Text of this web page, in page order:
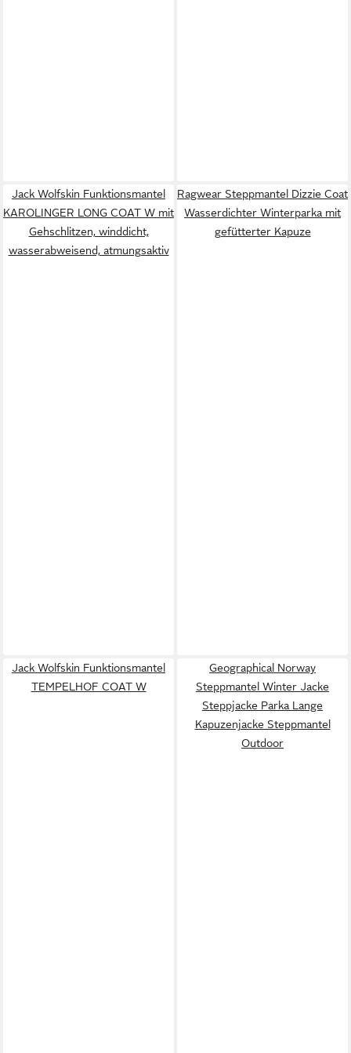
Jack Wolfskin Funktionsmantel
KAROLINGER LONG COAT W mit
Gehschlitzen, winddicht,
wasserabweisend, atmungsaktiv
Ragwear Steppmantel Dizzie Coat
Wasserdichter Winterparka mit
gefütterter Kapuze
Jack Wolfskin Funktionsmantel
TEMPELHOF COAT W
Geographical Norway
Steppmantel Winter Jacke
Steppjacke Parka Lange
Kapuzenjacke Steppmantel
Outdoor